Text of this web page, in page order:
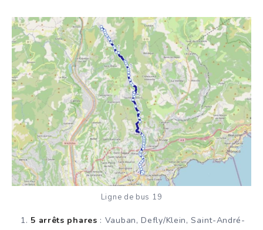
Ligne de bus 19
5 arrêts phares : Vauban, Defly/Klein, Saint-André-